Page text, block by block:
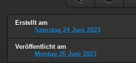
Erstellt am
Samstag 24 Juni 2023
Veröffentlicht am
Montag 26 Juni 2023